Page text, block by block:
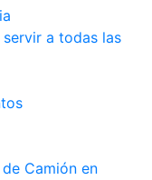
a todas las
Camión en